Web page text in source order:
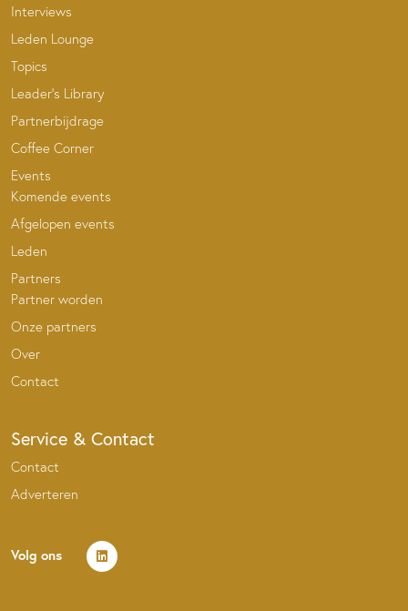
Interviews
Leden Lounge
Topics
Leader’s Library
Partnerbijdrage
Coffee Corner
Events
Komende events
Afgelopen events
Leden
Partners
Partner worden
Onze partners
Over
Contact
Service & Contact
Contact
Adverteren
Volg ons